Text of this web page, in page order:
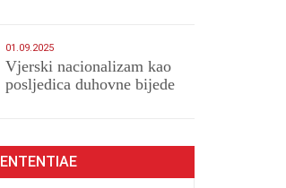
01.09.2025
​Vjerski nacionalizam kao
posljedica duhovne bijede